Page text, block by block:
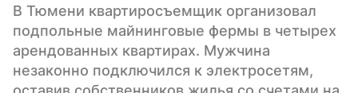
В Тюмени квартиросъемщик организовал
подпольные майнинговые фермы в четырех
арендованных квартирах. Мужчина
незаконно подключился к электросетям,